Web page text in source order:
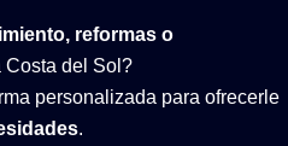
reformas o
Costa del Sol?
personalizada para ofrecerle
.